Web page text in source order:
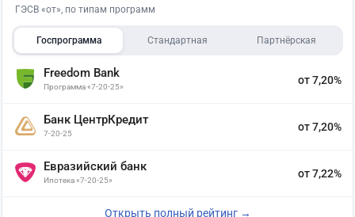
ГЭСВ «от», по типам программ
Госпрограмма Стандартная Партнёрская
Freedom Bank
Программа «7-20-25»
от 7,20%
Банк ЦентрКредит
7-20-25
от 7,20%
Евразийский банк
Ипотека «7-20-25»
от 7,22%
Открыть полный рейтинг →